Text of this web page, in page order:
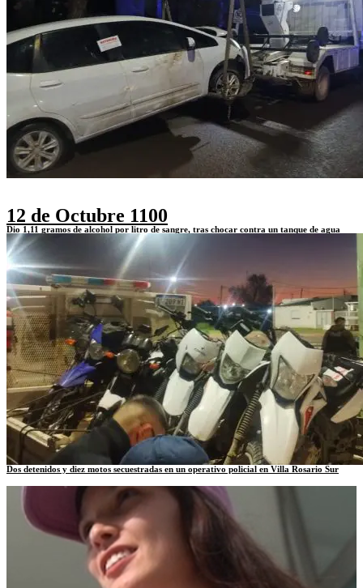
12 de Octubre 1100
Dio 1,11 gramos de alcohol por litro de sangre, tras chocar contra un tanque de agua
Dos detenidos y diez motos secuestradas en un operativo policial en Villa Rosario Sur